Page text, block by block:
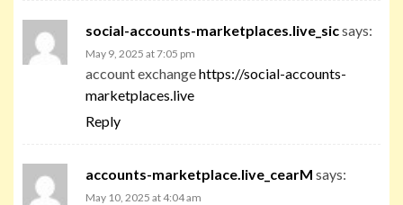
social-accounts-marketplaces.live_sicsays:
May 9, 2025 at 7:05 pm
account exchangehttps://social-accounts-
marketplaces.live
Reply
accounts-marketplace.live_cearM says:
May 10, 2025 at 4:04 am